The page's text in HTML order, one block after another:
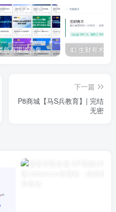
件【五】
手项目实战开发
绍及相关部署
体软件及硬件介绍
数据库部署过程
的创建及导入导出
UI整体搭建
体的设计及显示
运动功能开发
现单轴的定长运动
面功能开发
置参数分析及UI界面设计
置参数的配置文件保存
数对象封装及配置读取
动轨迹控件的坐标系绘制
IT类所有渠道合集 持续日更，目前近四千多条资源 年费用户微信私信获取权限
下一篇
P8商城【马S兵教育】| 完结
无密